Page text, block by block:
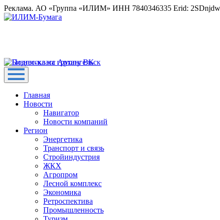
Реклама. АО «Группа «ИЛИМ» ИНН 7840346335 Erid:
Главная
Новости
Навигатор
Новости компаний
Регион
Энергетика
Транспорт и связь
Стройиндустрия
ЖКХ
Агропром
Лесной комплекс
Экономика
Ретроспектива
Промышленность